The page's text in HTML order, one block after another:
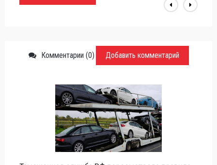
Комментарии (0) Добавить комментарий